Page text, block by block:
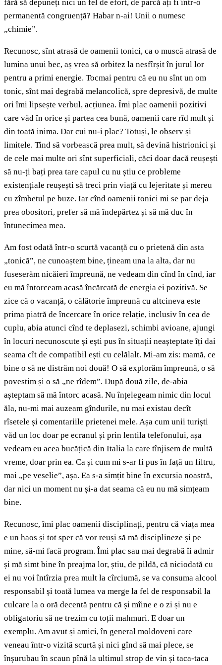
fără să depuneți nici un fel de efort, de parcă ați fi într-o
permanentă congruență? Habar n-ai! Unii o numesc
„chimie”.
Recunosc, sînt atrasă de oamenii tonici, ca o muscă atrasă de
lumina unui bec, aș vrea să orbitez la nesfîrșit în jurul lor
pentru a primi energie. Tocmai pentru că eu nu sînt un om
tonic, sînt mai degrabă melancolică, spre depresivă, de multe
ori îmi lipsește verbul, acțiunea. Îmi plac oamenii pozitivi
care văd în orice și partea cea bună, oamenii care rîd mult și
din toată inima. Dar cui nu-i plac? Totuși, le observ și
limitele. Tind să vorbească prea mult, să devină histrionici și
de cele mai multe ori sînt superficiali, căci doar dacă reușești
să nu-ți bați prea tare capul cu nu știu ce probleme
existențiale reușești să treci prin viață cu lejeritate și mereu
cu zîmbetul pe buze. Iar cînd oamenii tonici mi se par deja
prea obositori, prefer să mă îndepărtez și să mă duc în
întunecimea mea.
Am fost odată într-o scurtă vacanță cu o prietenă din asta
„tonică”, ne cunoaștem bine, țineam una la alta, dar nu
fuseserăm nicăieri împreună, ne vedeam din cînd în cînd, iar
eu mă întorceam acasă încărcată de energia ei pozitivă. Se
zice că o vacanță, o călătorie împreună cu altcineva este
prima piatră de încercare în orice relație, inclusiv în cea de
cuplu, abia atunci cînd te deplasezi, schimbi avioane, ajungi
în locuri necunoscute și ești pus în situații neașteptate îți dai
seama cît de compatibil ești cu celălalt. Mi-am zis: mamă, ce
bine o să ne distrăm noi două! O să explorăm împreună, o să
povestim și o să „ne rîdem”. După două zile, de-abia
așteptam să mă întorc acasă. Nu înțelegeam nimic din locul
ăla, nu-mi mai auzeam gîndurile, nu mai existau decît
rîsetele și comentariile prietenei mele. Așa cum unii turiști
văd un loc doar pe ecranul și prin lentila telefonului, așa
vedeam eu acea bucățică din Italia la care tînjisem de multă
vreme, doar prin ea. Ca și cum mi s-ar fi pus în față un filtru,
mai „pe veselie”, așa. Ea s-a simțit bine în excursia noastră,
dar nici un moment nu și-a dat seama că eu nu mă simțeam
bine.
Recunosc, îmi plac oamenii disciplinați, pentru că viața mea
e un haos și tot sper că vor reuși să mă disciplineze și pe
mine, să-mi facă program. Îmi plac sau mai degrabă îi admir
și mă simt bine în preajma lor, știu, de pildă, că niciodată cu
ei nu voi întîrzia prea mult la cîrciumă, se va consuma alcool
responsabil și toată lumea va merge la fel de responsabil la
culcare la o oră decentă pentru că și mîine e o zi și nu e
obligatoriu să ne trezim cu toții mahmuri. E doar un
exemplu. Am avut și amici, în general moldoveni care
veneau într-o vizită scurtă și nici gînd să mai plece, se
înșurubau în scaun pînă la ultimul strop de vin și taca-taca